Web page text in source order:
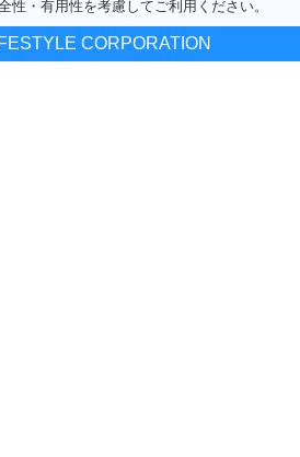
性・有用性を考慮してご利用ください。
CORPORATION